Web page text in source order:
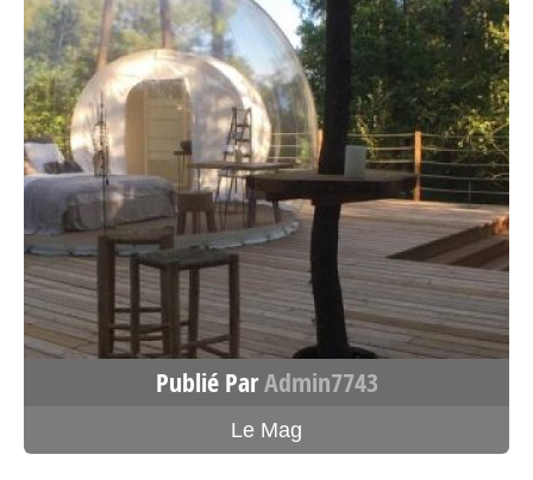
Lodge Figari Corsica n°1 – Un Lit
au Pré – Tente et tente lodge
Corse
Vallicella, D22
Figari Corse>Corse-du-Sud 20114
France
Voir sur la carte
4705.6 km
Cabane Séquoïa 1 – Cabane dans
Publié ParAdmin7743
Le Mag